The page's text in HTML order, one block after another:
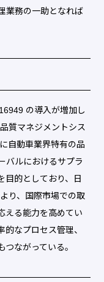
業務の一助となれば
の導入が増加し
質マネジメントシス
自動車業界特有の品
バルにおけるサプラ
目的としており、日
り、国際市場での取
える能力を高めてい
なプロセス管理、
ながっている。